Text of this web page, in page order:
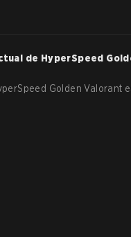
de HyperSpeed
Golden Valorant